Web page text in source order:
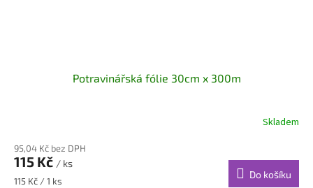
Potravinářská fólie 30cm x 300m
Skladem
95,04 Kč bez DPH
115 Kč / ks
Měrná
115 Kč / 1 ks
Do košíku